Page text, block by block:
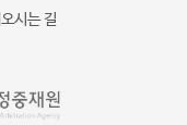
오시는 길